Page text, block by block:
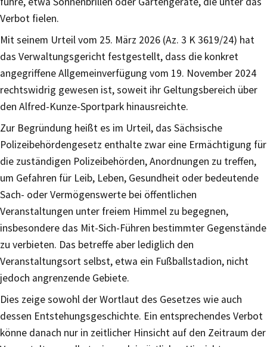
Verbot fielen.
Mit seinem Urteil vom 25. März 2026 (Az. 3 K 3619/24) hat
das Verwaltungsgericht festgestellt, dass die konkret
angegriffene Allgemeinverfügung vom 19. November 2024
rechtswidrig gewesen ist, soweit ihr Geltungsbereich über
den Alfred-Kunze-Sportpark hinausreichte.
Zur Begründung heißt es im Urteil, das Sächsische
Polizeibehördengesetz enthalte zwar eine Ermächtigung für
die zuständigen Polizeibehörden, Anordnungen zu treffen,
um Gefahren für Leib, Leben, Gesundheit oder bedeutende
Sach- oder Vermögenswerte bei öffentlichen
Veranstaltungen unter freiem Himmel zu begegnen,
insbesondere das Mit-Sich-Führen bestimmter Gegenstände
zu verbieten. Das betreffe aber lediglich den
Veranstaltungsort selbst, etwa ein Fußballstadion, nicht
jedoch angrenzende Gebiete.
Dies zeige sowohl der Wortlaut des Gesetzes wie auch
dessen Entstehungsgeschichte. Ein entsprechendes Verbot
könne danach nur in zeitlicher Hinsicht auf den Zeitraum der